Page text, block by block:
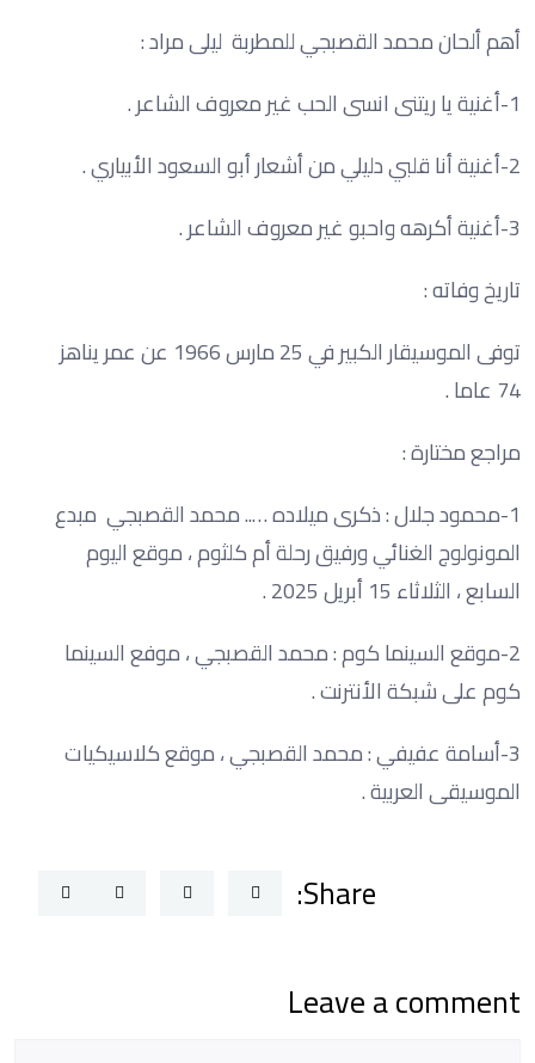
أهم ألحان محمد القصبجي للمطربة ليلى مراد :
1-أغنية يا ريتنى انسى الحب غير معروف الشاعر .
2-أغنية أنا قلبي دليلي من أشعار أبو السعود الأبياري .
3-أغنية أكرهه واحبو غير معروف الشاعر .
تاريخ وفاته :
توفى الموسيقار الكبير في 25 مارس 1966 عن عمر يناهز
74 عاما .
مراجع مختارة :
1-محمود جلال : ذكرى ميلاده ….. محمد القصبجي مبدع
المونولوج الغنائي ورفيق رحلة أم كلثوم ، موقع اليوم
السابع ، الثلاثاء 15 أبريل 2025 .
2-موقع السينما كوم : محمد القصبجي ، موفع السينما
كوم على شبكة الأنترنت .
3-أسامة عفيفي : محمد القصبجي ، موقع كلاسيكيات
الموسيقى العربية .
Share:
Leave a comment